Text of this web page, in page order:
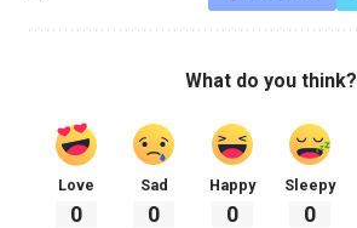
What do you think?
Love
0
Sad
0
Happy
0
Sleepy
0